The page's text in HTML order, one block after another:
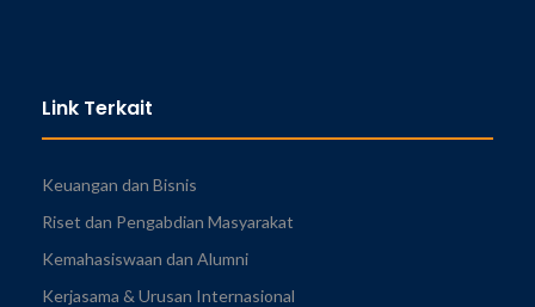
Link Terkait
Keuangan dan Bisnis
Riset dan Pengabdian Masyarakat
Kemahasiswaan dan Alumni
Kerjasama & Urusan Internasional